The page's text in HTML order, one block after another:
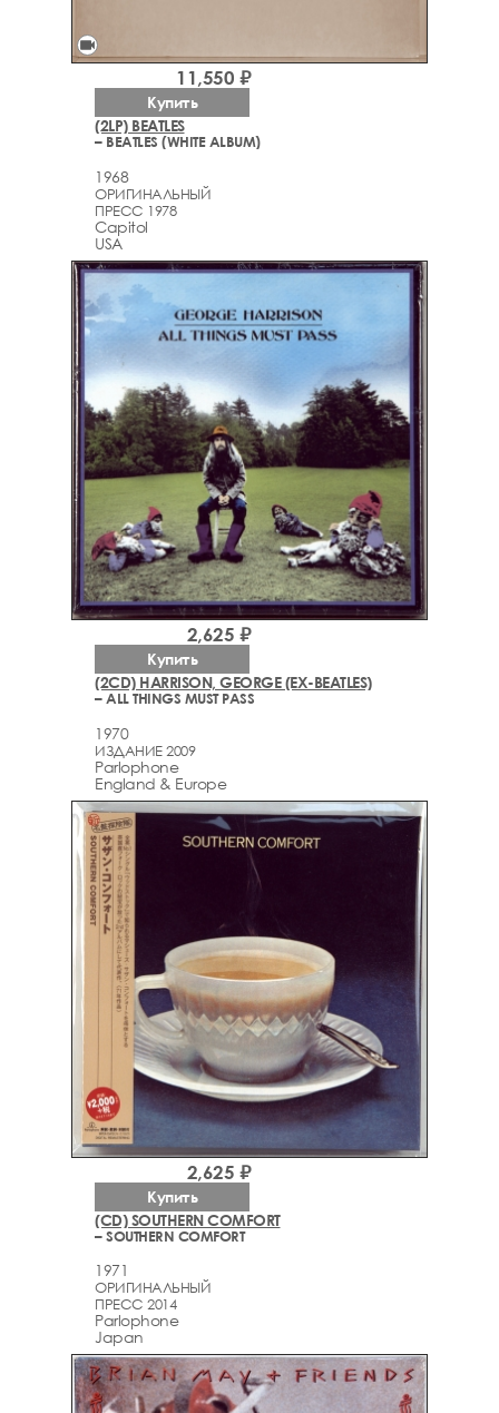
videocam
(2LP) BEATLES
– BEATLES (WHITE ALBUM)
1968
ОРИГИНАЛЬНЫЙ
ПРЕСС 1978
Capitol
USA
11,550 ₽
Купить
(2CD) HARRISON, GEORGE (EX-BEATLES)
– ALL THINGS MUST PASS
1970
ИЗДАНИЕ 2009
Parlophone
England & Europe
2,625 ₽
Купить
(CD) SOUTHERN COMFORT
– SOUTHERN COMFORT
1971
ОРИГИНАЛЬНЫЙ
ПРЕСС 2014
Parlophone
Japan
2,625 ₽
Купить